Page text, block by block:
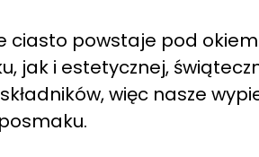
ciasto powstaje pod okiem
jak i estetycznej,
więc nasze